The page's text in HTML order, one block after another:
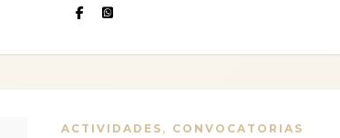
ACTIVIDADES , CONVOCATORIAS